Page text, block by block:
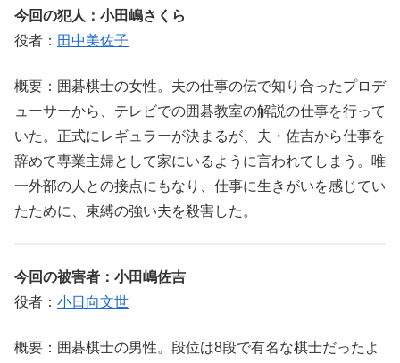
今回の犯人：小田嶋さくら
役者： 田中美佐子
概要：囲碁棋士の女性。夫の仕事の伝で知り合ったプロデ
ューサーから、テレビでの囲碁教室の解説の仕事を行って
いた。正式にレギュラーが決まるが、夫・佐吉から仕事を
辞めて専業主婦として家にいるように言われてしまう。唯
一外部の人との接点にもなり、仕事に生きがいを感じてい
たために、束縛の強い夫を殺害した。
今回の被害者：小田嶋佐吉
役者： 小日向文世
概要：囲碁棋士の男性。段位は8段で有名な棋士だったよ